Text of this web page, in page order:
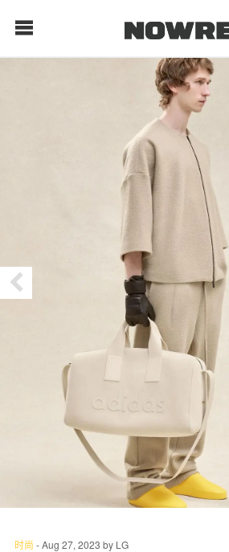
每日鲜榨
现客视点
每日栏目
球 鞋
科 技
关于我们 联系我们
时尚 -Aug 27, 2023 by LG